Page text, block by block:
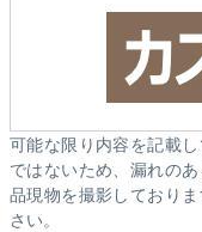
可能な限り内容を記載
ではないため、漏れの
品現物を撮影しており
さい。